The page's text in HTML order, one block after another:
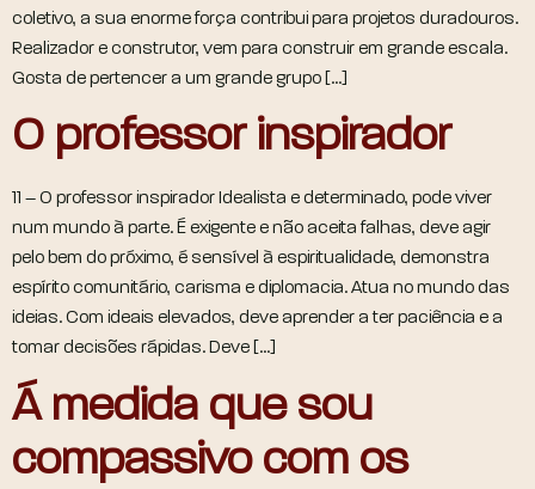
coletivo, a sua enorme força contribui para projetos duradouros.
Realizador e construtor, vem para construir em grande escala.
Gosta de pertencer a um grande grupo […]
O professor inspirador
11 – O professor inspirador Idealista e determinado, pode viver
num mundo à parte. É exigente e não aceita falhas, deve agir
pelo bem do próximo, é sensível à espiritualidade, demonstra
espírito comunitário, carisma e diplomacia. Atua no mundo das
ideias. Com ideais elevados, deve aprender a ter paciência e a
tomar decisões rápidas. Deve […]
Á medida que sou
compassivo com os